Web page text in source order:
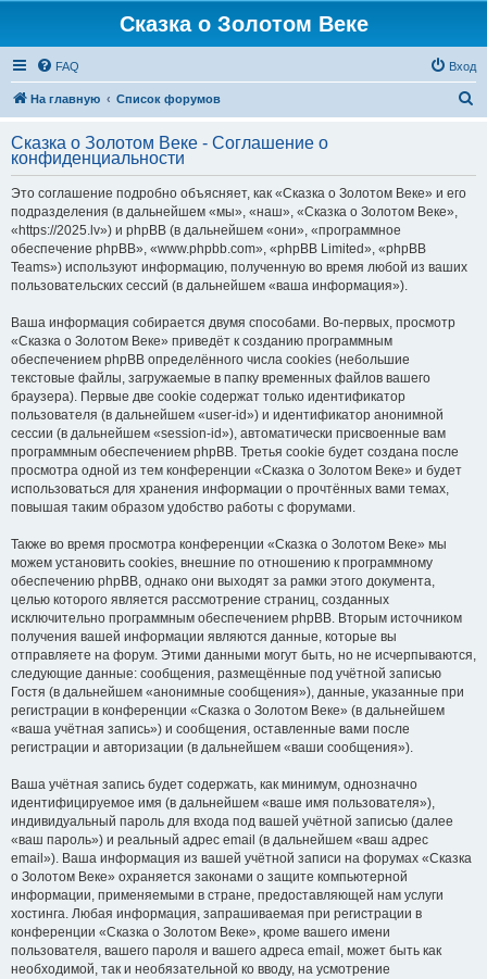
Сказка о Золотом Веке
FAQ Вход
На главную Список форумов
с
Сказка о Золотом Веке - Соглашение о
конфиденциальности
Это соглашение подробно объясняет, как «Сказка о Золотом Веке» и его
подразделения (в дальнейшем «мы», «наш», «Сказка о Золотом Веке»,
«https://2025.lv») и phpBB (в дальнейшем «они», «программное
обеспечение phpBB», «www.phpbb.com», «phpBB Limited», «phpBB
Teams») используют информацию, полученную во время любой из ваших
пользовательских сессий (в дальнейшем «ваша информация»).
Ваша информация собирается двумя способами. Во-первых, просмотр
«Сказка о Золотом Веке» приведёт к созданию программным
обеспечением phpBB определённого числа cookies (небольшие
текстовые файлы, загружаемые в папку временных файлов вашего
браузера). Первые две cookie содержат только идентификатор
пользователя (в дальнейшем «user-id») и идентификатор анонимной
сессии (в дальнейшем «session-id»), автоматически присвоенные вам
программным обеспечением phpBB. Третья cookie будет создана после
просмотра одной из тем конференции «Сказка о Золотом Веке» и будет
использоваться для хранения информации о прочтённых вами темах,
повышая таким образом удобство работы с форумами.
Также во время просмотра конференции «Сказка о Золотом Веке» мы
можем установить cookies, внешние по отношению к программному
обеспечению phpBB, однако они выходят за рамки этого документа,
целью которого является рассмотрение страниц, созданных
исключительно программным обеспечением phpBB. Вторым источником
получения вашей информации являются данные, которые вы
отправляете на форум. Этими данными могут быть, но не исчерпываются,
следующие данные: сообщения, размещённые под учётной записью
Гостя (в дальнейшем «анонимные сообщения»), данные, указанные при
регистрации в конференции «Сказка о Золотом Веке» (в дальнейшем
«ваша учётная запись») и сообщения, оставленные вами после
регистрации и авторизации (в дальнейшем «ваши сообщения»).
Ваша учётная запись будет содержать, как минимум, однозначно
идентифицируемое имя (в дальнейшем «ваше имя пользователя»),
индивидуальный пароль для входа под вашей учётной записью (далее
«ваш пароль») и реальный адрес email (в дальнейшем «ваш адрес
email»). Ваша информация из вашей учётной записи на форумах «Сказка
о Золотом Веке» охраняется законами о защите компьютерной
информации, применяемыми в стране, предоставляющей нам услуги
хостинга. Любая информация, запрашиваемая при регистрации в
конференции «Сказка о Золотом Веке», кроме вашего имени
пользователя, вашего пароля и вашего адреса email, может быть как
необходимой, так и необязательной ко вводу, на усмотрение